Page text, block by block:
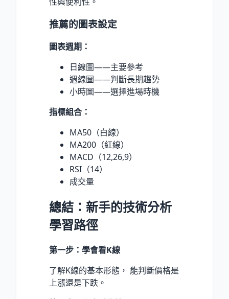
推薦的圖表設定
圖表週期：
日線圖——主要參考
週線圖——判斷長期趨勢
小時圖——選擇進場時機
指標組合：
MA50（白線）
MA200（紅線）
MACD（12,26,9）
RSI（14）
成交量
總結：新手的技術分析
學習路徑
第一步：學會看K線
了解K線的基本形態， 能判斷價格是
上漲還是下跌。